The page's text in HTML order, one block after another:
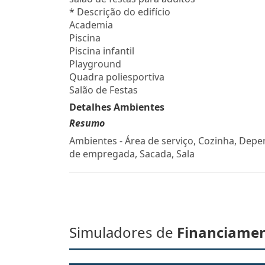
* Descrição do edifício
Academia
Piscina
Piscina infantil
Playground
Quadra poliesportiva
Salão de Festas
Detalhes Ambientes
Resumo
Ambientes - Área de serviço, Cozinha,
de empregada, Sacada, Sala
Simuladores de